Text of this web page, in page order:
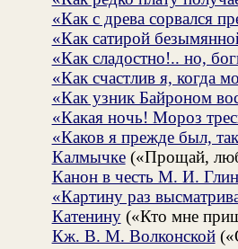
«Как с древа сорвался
«Как сатирой
«Как сладостно!.. но,
«Как счастлив я, когда
«Как узник Байроном
«Какая ночь! Мороз
«Каков я прежде был,
Калмычке(«Прощай,
Канон в честь М. И.
«Картину раз
Катенину(«Кто мне
Кж. В. М. Волконской